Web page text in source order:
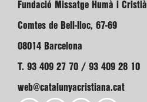
Fundació Missatge Humà i Cristià
Comtes de Bell-lloc, 67-69
08014 Barcelona
T. 93 409 27 70 / 93 409 28 10
web@catalunyacristiana.cat